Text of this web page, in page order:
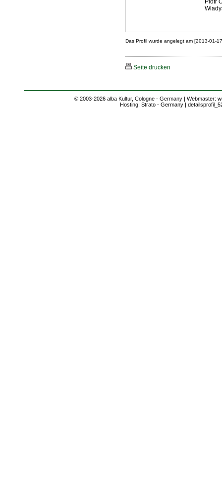
Piotr
Das Profil wurde angelegt am [2013-01-
Seite drucken
© 2003-2026 alba Kultur, Cologne - Germany | Webmaster:
Hosting: Strato - Germany |